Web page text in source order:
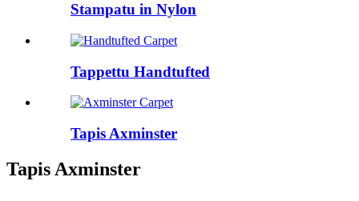
Stampatu in Nylon
Tappettu Handtufted
Tapis Axminster
Tapis Axminster